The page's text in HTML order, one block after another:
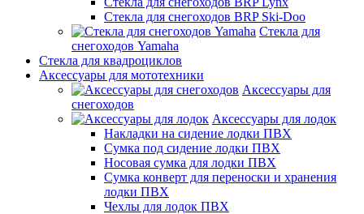
Стекла для снегоходов BRP Ski-Doo
Стекла для
снегоходов Yamaha
Стекла для квадроциклов
Аксессуары для мототехники
Аксессуары для
снегоходов
Аксессуары для лодок
Накладки на сидение лодки ПВХ
Сумка под сидение лодки ПВХ
Носовая сумка для лодки ПВХ
Сумка конверт для переноски и хранения
лодки ПВХ
Чехлы для лодок ПВХ